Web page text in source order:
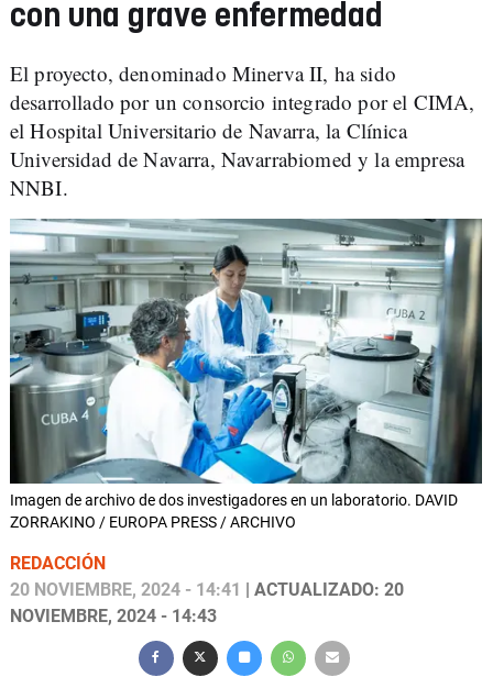
con una grave enfermedad
El proyecto, denominado Minerva II, ha sido
desarrollado por un consorcio integrado por el CIMA,
el Hospital Universitario de Navarra, la Clínica
Universidad de Navarra, Navarrabiomed y la empresa
NNBI.
Imagen de archivo de dos investigadores en un laboratorio. DAVID
ZORRAKINO / EUROPA PRESS / ARCHIVO
REDACCIÓN
20 NOVIEMBRE, 2024 - 14:41
| ACTUALIZADO: 20
NOVIEMBRE, 2024 - 14:43